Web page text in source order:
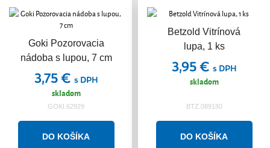
Goki Pozorovacia
nádoba s lupou, 7 cm
3,75 € s DPH
skladom
GOKI.62929
Betzold Vitrínová
lupa, 1 ks
3,95 € s DPH
skladom
BTZ.089180